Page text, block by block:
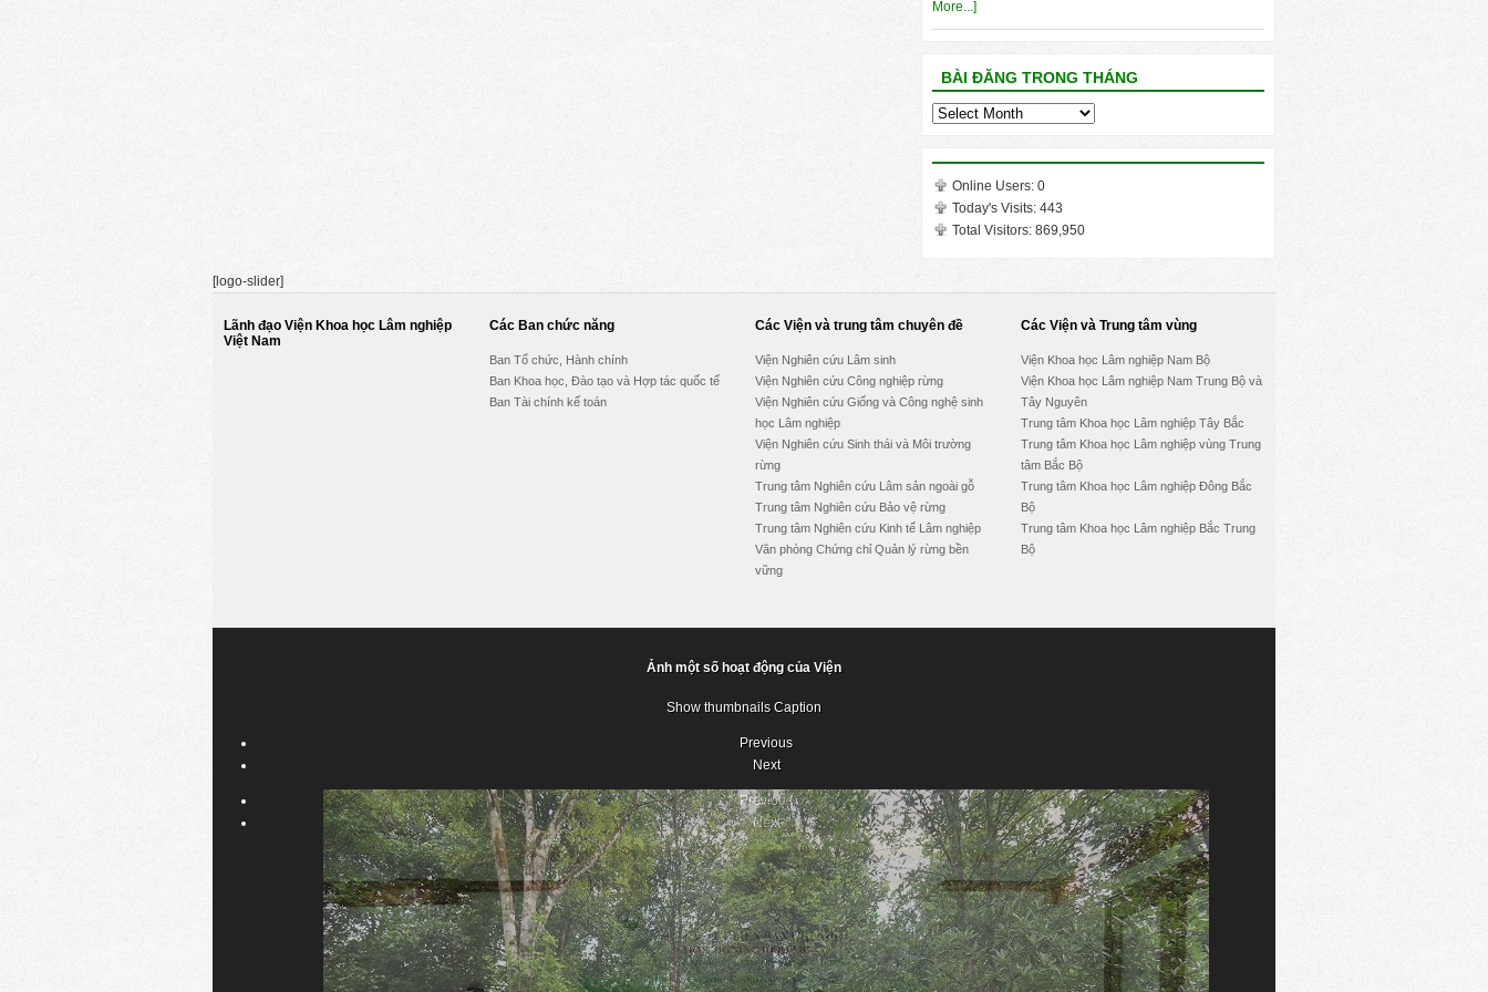
More...]
BÀI ĐĂNG TRONG THÁNG
Bài
thángOnline Users: 0
Today's Visits: 443
Total Visitors: 869,950
[logo-slider]
Lãnh đạo Viện Khoa học Lâm nghiệp
Việt Nam
Các Ban chức năng
Ban Tổ chức, Hành chính
Ban Khoa học, Đào tạo và Hợp tác quốc tế
Ban Tài chính kế toán
Các Viện và trung tâm chuyên đề
Viện Nghiên cứu Lâm sinh
Viện Nghiên cứu Công nghiệp rừng
Viện Nghiên cứu Giống và Công nghệ sinh
học Lâm nghiệp
Viện Nghiên cứu Sinh thái và Môi trường
rừng
Trung tâm Nghiên cứu Lâm sản ngoài gỗ
Trung tâm Nghiên cứu Bảo vệ rừng
Trung tâm Nghiên cứu Kinh tế Lâm nghiệp
Văn phòng Chứng chỉ Quản lý rừng bền
vững
Các Viện và Trung tâm vùng
Viện Khoa học Lâm nghiệp Nam Bộ
Viện Khoa học Lâm nghiệp Nam Trung Bộ và
Tây Nguyên
Trung tâm Khoa học Lâm nghiệp Tây Bắc
Trung tâm Khoa học Lâm nghiệp vùng Trung
tâm Bắc Bộ
Trung tâm Khoa học Lâm nghiệp Đông Bắc
Bộ
Trung tâm Khoa học Lâm nghiệp Bắc Trung
Bộ
Ảnh một số hoạt động của Viện
Show thumbnails Caption
Previous
Next
Previous
Next